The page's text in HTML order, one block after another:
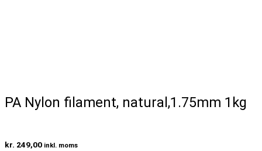
PA Nylon filament, natural,1.75mm 1kg
kr. 249,00 inkl. moms